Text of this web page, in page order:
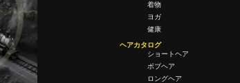
着物
ヨガ
健康
ヘアカタログ
ショートヘア
ボブヘア
ロングヘア